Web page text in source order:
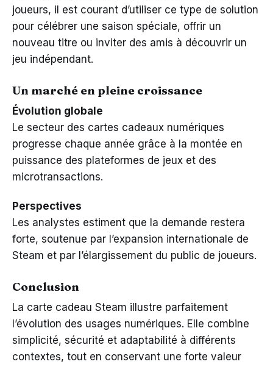
joueurs, il est courant d’utiliser ce type de solution
pour célébrer une saison spéciale, offrir un
nouveau titre ou inviter des amis à découvrir un
jeu indépendant.
Un marché en pleine croissance
Évolution globale
Le secteur des cartes cadeaux numériques
progresse chaque année grâce à la montée en
puissance des plateformes de jeux et des
microtransactions.
Perspectives
Les analystes estiment que la demande restera
forte, soutenue par l’expansion internationale de
Steam et par l’élargissement du public de joueurs.
Conclusion
La carte cadeau Steam illustre parfaitement
l’évolution des usages numériques. Elle combine
simplicité, sécurité et adaptabilité à différents
contextes, tout en conservant une forte valeur